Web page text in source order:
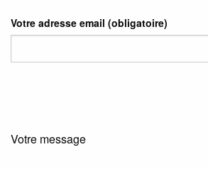
Votre adresse email (obligatoire)
Votre message